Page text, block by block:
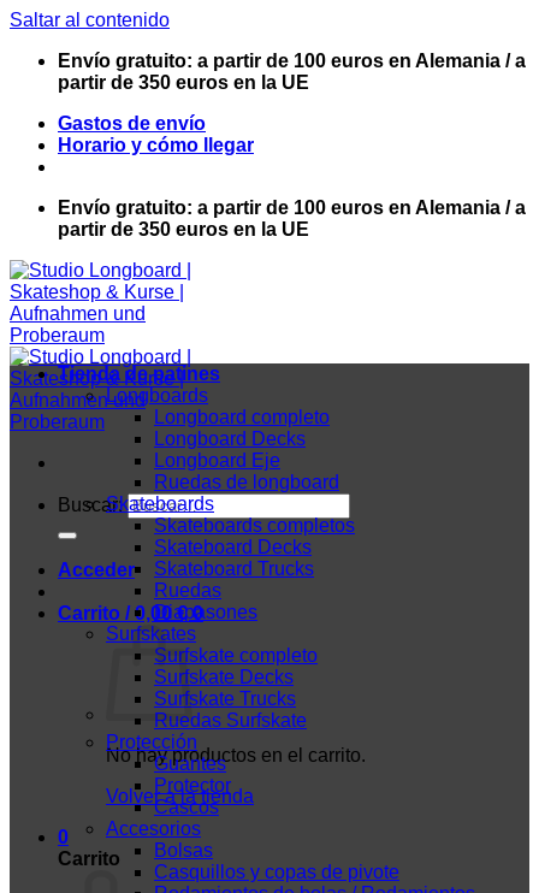
Saltar al contenido
Envío gratuito: a partir de 100 euros en Alemania / a
partir de 350 euros en la UE
Gastos de envío
Horario y cómo llegar
Envío gratuito: a partir de 100 euros en Alemania / a
partir de 350 euros en la UE
Buscar:
Acceder
Carrito /0,00€ 0
No hay productos en el carrito.
Volver a la tienda
0
Carrito
Tienda de patines
Longboards
Longboard completo
Longboard Decks
Longboard Eje
Ruedas de longboard
Skateboards
Skateboards completos
Skateboard Decks
Skateboard Trucks
Ruedas
Diapasones
Surfskates
Surfskate completo
Surfskate Decks
Surfskate Trucks
Ruedas Surfskate
Protección
Guantes
Protector
Cascos
Accesorios
Bolsas
Casquillos y copas de pivote